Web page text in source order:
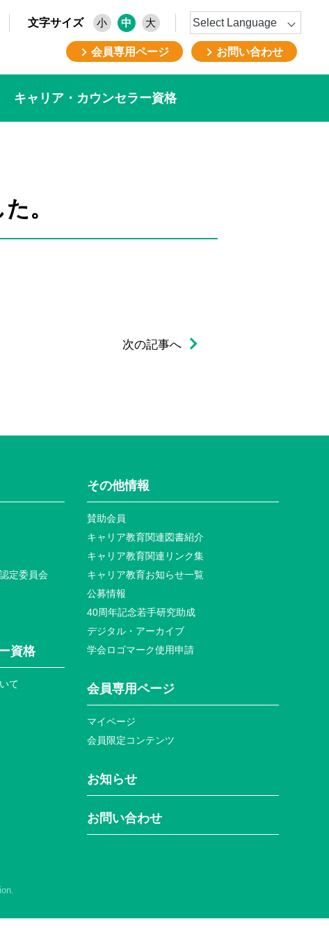
文字サイズ 小 中 大
会員専用ページ お問い合わせ
キャリア・カウンセラー資格
。
次の記事へ
定委員会
資格
て
その他情報
賛助会員
キャリア教育関連図書紹介
キャリア教育関連リンク集
キャリア教育お知らせ⼀覧
公募情報
40周年記念若⼿研究助成
デジタル・アーカイブ
学会ロゴマーク使⽤申請
会員専⽤ページ
マイページ
会員限定コンテンツ
お知らせ
お問い合わせ